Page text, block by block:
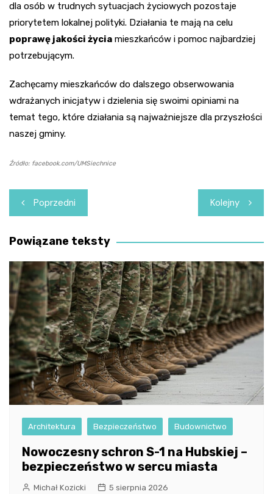
dla osób w trudnych sytuacjach życiowych pozostaje
priorytetem lokalnej polityki. Działania te mają na celu
poprawę jakości życia mieszkańców i pomoc najbardziej
potrzebującym.
Zachęcamy mieszkańców do dalszego obserwowania
wdrażanych inicjatyw i dzielenia się swoimi opiniami na
temat tego, które działania są najważniejsze dla przyszłości
naszej gminy.
Źródło: facebook.com/UMSiechnice
Nawigacja
wpisu
Poprzedni Kolejny
Powiązane teksty
Architektura Bezpieczeństwo Budownictwo
Nowoczesny schron S-1 na Hubskiej –
bezpieczeństwo w sercu miasta
Michał Kozicki 5 sierpnia 2026